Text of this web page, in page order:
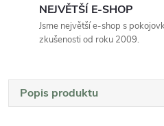
NEJVĚTŠÍ E-SHOP
Jsme největší e-shop s
zkušenosti od roku 2009.
Popis produktu